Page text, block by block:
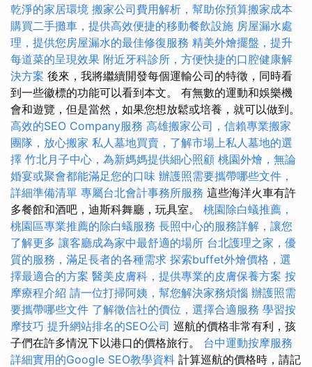
乾淨的家居環境 搬家公司費用解析，幫助你預算搬家成本
購買二手攤車，提供高效便捷的移動餐飲設施 房屋漏水處
理，提供您房屋漏水的最佳修復服務 精美外燴擺盤，提升
每道菜的呈現效果 附近牙科診所，方便快捷的口腔健康解
決方案 後來，我將繼續開發每個運輸公司的特徵，同時看
到一些徽標的功能可以看到本文。 有無數的運動和娛樂機
會和遊覽，但是當然，如​​果您想放鬆或培養，就可以做到。
高效的SEO Company服務 高雄搬家公司，信賴專業搬家
團隊，放心搬家 私人墓地買賣，了解市場上私人墓地的選
擇 竹北月子中心，為新媽媽提供細心照顧 桃園外燴，無論
婚宴或聚會都能滿足您的口味 辦護照需要攜帶哪些文件，
詳細準備清單 專屬台北會計事務所服務 這些海洋火車有許
多餐館和酒吧，迪斯科舞廳，玩具室。 桃園除白蟻推薦，
桃園區專業推薦的除白蟻服務 長照中心的服務詳解，讓您
了解更多 讓客廳成為家中最舒適的場所 台北護理之家，優
質的服務，滿足長者的各種需求 探索buffet外燴價格，選
擇最適合的方案 醫美皮膚科，提供專業的皮膚保養方案 按
摩療程介紹 請一位打掃阿姨，幫您解決家務煩惱 辦護照需
要攜帶哪些文件 了解徵信社的價位，選擇合適服務 學習按
摩技巧 提升網站排名的SEO公司 巡航的價格非常有利，孩
子們在許多情況下以港口的價格旅行。 台中運動按摩服務
詳細實用的Google SEO教學資料 計算巡航的價格時，請記